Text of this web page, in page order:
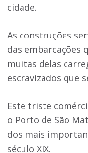
cidade.
As construções
das embarcações
muitas delas
escravizados que
Este triste
o Porto de São
dos mais
século XIX.